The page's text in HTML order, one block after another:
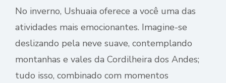
No inverno, Ushuaia oferece a você uma das
atividades mais emocionantes. Imagine-se
deslizando pela neve suave, contemplando
montanhas e vales da Cordilheira dos Andes;
tudo isso, combinado com momentos